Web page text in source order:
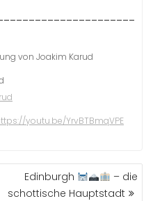
von Joakim Karud
youtu.be/YrvBTBmqVPE
Edinburgh
– die
schottische Hauptstadt